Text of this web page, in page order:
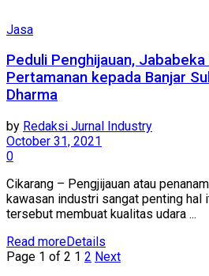
Jasa
Peduli Penghijauan,
Pertamanan kepada Banjar
Dharma
by Redaksi Jurnal Industry
October 31, 2021
0
Cikarang – Pengjijauan atau
kawasan industri sangat penting hal
tersebut membuat kualitas udara ...
Read moreDetails
Page 1 of 2 1 2 Next